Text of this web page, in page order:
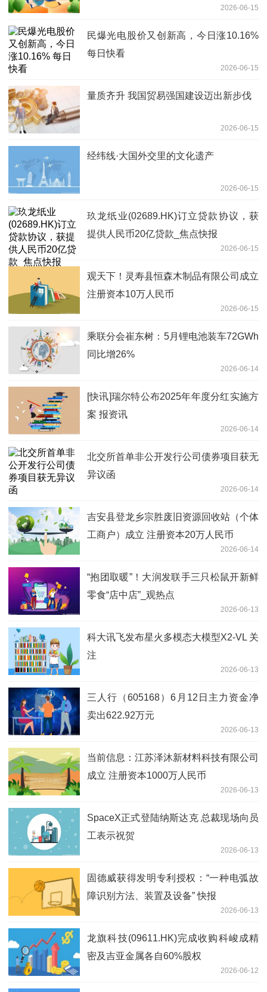
2026-06-15
民爆光电股价又创新高，今日涨10.16%
每日快看
2026-06-15
量质齐升 我国贸易强国建设迈出新步伐
2026-06-15
经纬线·大国外交里的文化遗产
2026-06-15
玖龙纸业(02689.HK)订立贷款协议，获
提供人民币20亿贷款_焦点快报
2026-06-15
观天下！灵寿县恒森木制品有限公司成立
注册资本10万人民币
2026-06-15
乘联分会崔东树：5月锂电池装车72GWh
同比增26%
2026-06-14
[快讯]瑞尔特公布2025年年度分红实施方
案 报资讯
2026-06-14
北交所首单非公开发行公司债券项目获无
异议函
2026-06-14
吉安县登龙乡宗胜废旧资源回收站（个体
工商户）成立 注册资本20万人民币
2026-06-14
“抱团取暖”！大润发联手三只松鼠开新鲜
零食“店中店”_观热点
2026-06-13
科大讯飞发布星火多模态大模型X2-VL 关
注
2026-06-13
三人行（605168）6月12日主力资金净
卖出622.92万元
2026-06-13
当前信息：江苏泽沐新材料科技有限公司
成立 注册资本1000万人民币
2026-06-13
SpaceX正式登陆纳斯达克 总裁现场向员
工表示祝贺
2026-06-13
固德威获得发明专利授权：“一种电弧故
障识别方法、装置及设备” 快报
2026-06-13
龙旗科技(09611.HK)完成收购科峻成精
密及吉亚金属各自60%股权
2026-06-12